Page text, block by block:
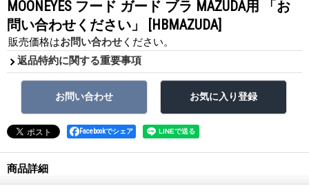
MOONEYES フード ガード ブラ MAZUDA用 「お
問い合わせください」
[HBMAZUDA]
販売価格はお問い合わせ ください。
返品特約に関する重要事項
Facebookでシェア
商品詳細